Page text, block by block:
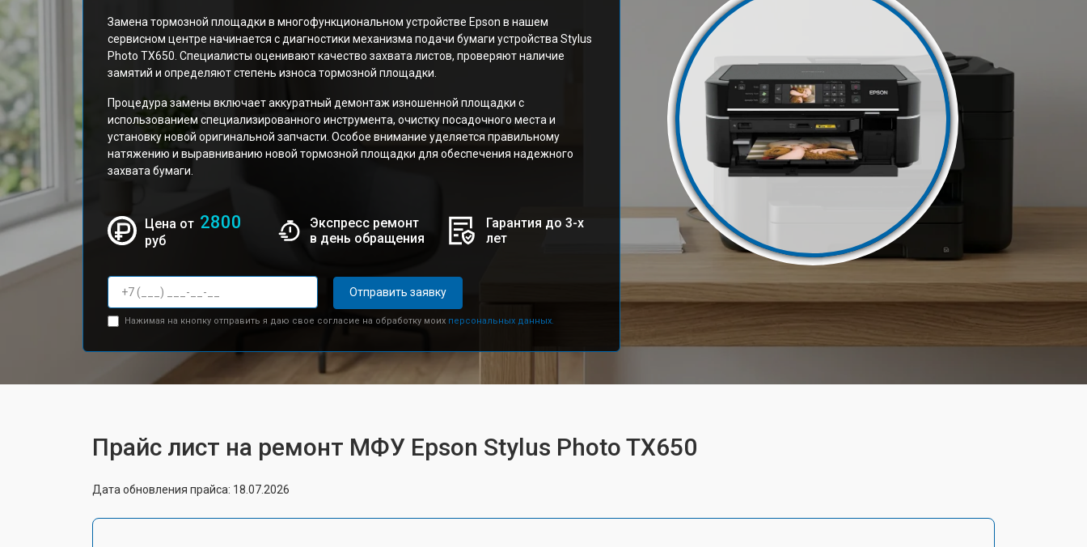
Замена тормозной площадки в многофункциональном устройстве Epson в нашем
сервисном центре начинается с диагностики механизма подачи бумаги устройства Stylus
Photo TX650. Специалисты оценивают качество захвата листов, проверяют наличие
замятий и определяют степень износа тормозной площадки.
Процедура замены включает аккуратный демонтаж изношенной площадки с
использованием специализированного инструмента, очистку посадочного места и
установку новой оригинальной запчасти. Особое внимание уделяется правильному
натяжению и выравниванию новой тормозной площадки для обеспечения надежного
захвата бумаги.
Цена от 2800
руб
Экспресс ремонт
в день обращения
Гарантия до 3-х
лет
Отправить заявку
Нажимая на кнопку отправить я даю свое согласие на обработку моих персональных данных.
Прайс лист на ремонт МФУ Epson Stylus Photo TX650
Дата обновления прайса: 18.07.2026